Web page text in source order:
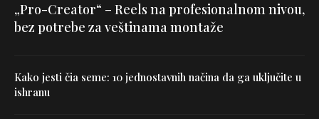
„Pro-Creator“ – Reels na profesionalnom nivou,
bez potrebe za veštinama montaže
Kako jesti čia seme: 10 jednostavnih načina da ga uključite u
ishranu